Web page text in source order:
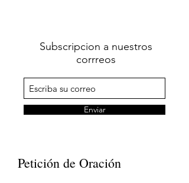
Subscripcion a nuestros
corrreos
Enviar
Petición de Oración